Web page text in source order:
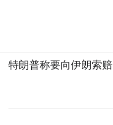
特朗普称要向伊朗索赔